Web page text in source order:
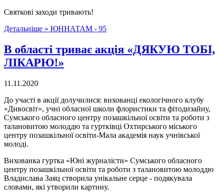
Святкові заходи тривають!
Детальніше » ЮННАТАМ - 95
В області триває акція «ДЯКУЮ ТОБІ,
ЛІКАРЮ!»
11.11.2020
До участі в акції долучилися: вихованці екологічного клубу
«Дивосвіт», учні обласної школи флористики та фітодизайну,
Сумського обласного центру позашкільної освіти та роботи з
талановитою молоддю та гуртківці Охтирського міського
центру позашкільної освіти-Мала академія наук учнівської
молоді.
Вихованка гуртка «Юні журналісти» Сумського обласного
центру позашкільної освіти та роботи з талановитою молоддю
Владислава Заяц створила унікальне серце - подякувала
словами, які утворили картину.